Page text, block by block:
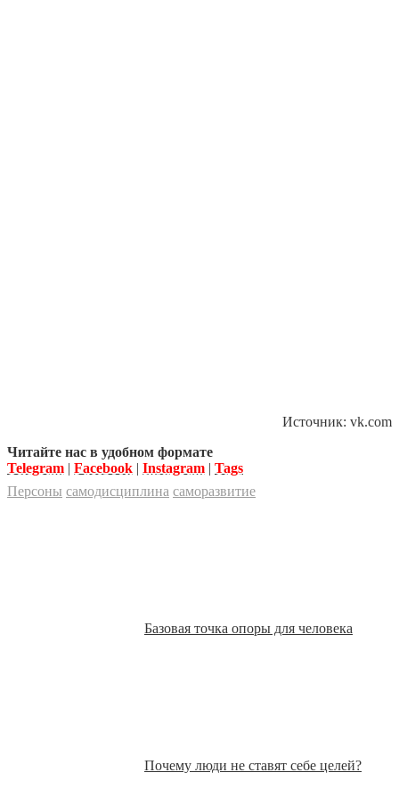
Источник: vk.com
Читайте нас в удобном формате
Telegram | Facebook | Instagram | Tags
Персоны самодисциплина саморазвитие
Базовая точка опоры для человека
Почему люди не ставят себе целей?